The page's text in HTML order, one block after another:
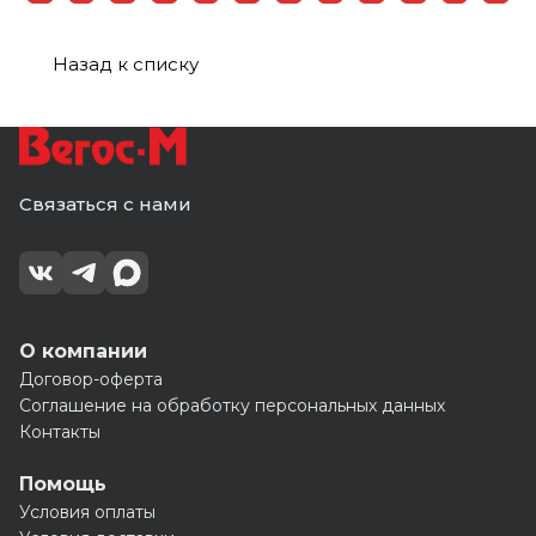
Назад к списку
Связаться с нами
О компании
Договор-оферта
Соглашение на обработку персональных данных
Контакты
Помощь
Условия оплаты